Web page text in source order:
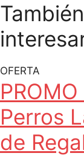
OFERTA
Perros
de